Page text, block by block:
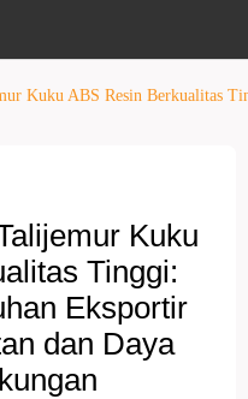
Kuku ABS Resin Berkualitas
Kuku
Tinggi:
Eksportir
dan Daya